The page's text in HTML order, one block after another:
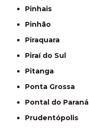
Pinhais
Pinhão
Piraquara
Piraí do Sul
Pitanga
Ponta Grossa
Pontal do Paraná
Prudentópolis